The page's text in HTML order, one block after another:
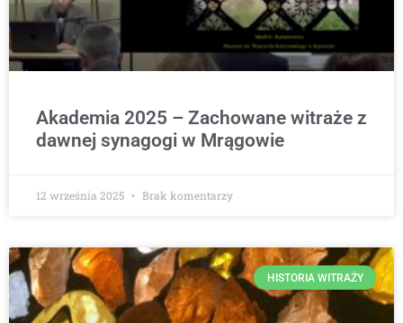
Akademia 2025 – Zachowane witraże z
dawnej synagogi w Mrągowie
12 września 2025 Brak komentarzy
HISTORIA WITRAŻY